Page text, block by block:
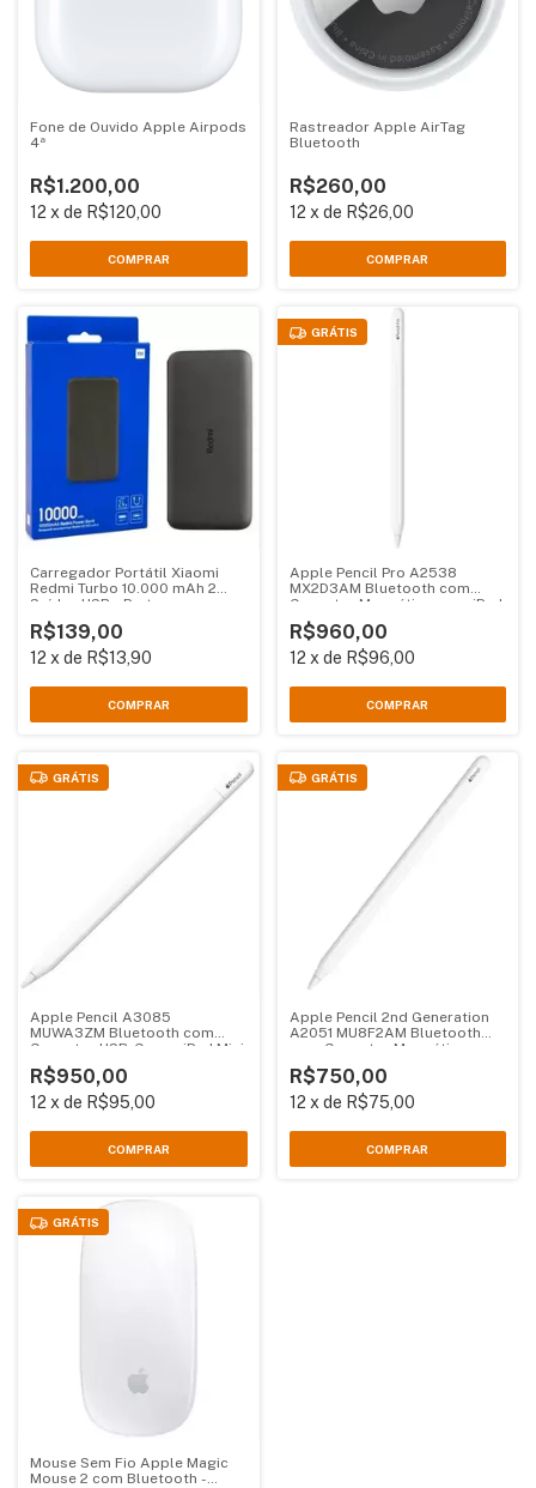
Fone de Ouvido Apple Airpods
4ª
R$1.200,00
12 xde R$120,00
Rastreador Apple AirTag
Bluetooth
R$260,00
12 xde R$26,00
Carregador Portátil Xiaomi
Redmi Turbo 10.000 mAh 2
Saídas USB - Preto
R$139,00
12 x de R$13,90
GRÁTIS
Apple Pencil Pro A2538
MX2D3AM Bluetooth com
Conector Magnético para iPad
Mini iPad Air (M2) iPad Pro (M4)
R$960,00
12 x de R$96,00
GRÁTIS
Apple Pencil A3085
MUWA3ZM Bluetooth com
Conector USB-C para iPad Mini
iPad iPad Air iPad Pro
R$950,00
12 xde R$95,00
GRÁTIS
Apple Pencil 2nd Generation
A2051 MU8F2AM Bluetooth
com Conector Magnético para
iPad Mini iPad Air iPad Pro
R$750,00
12 xde R$75,00
GRÁTIS
Mouse Sem Fio Apple Magic
Mouse 2 com Bluetooth -